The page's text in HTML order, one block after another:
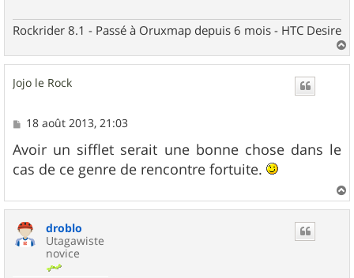
Rockrider 8.1 - Passé à Oruxmap depuis 6 mois - HTC Desire
a
Jojo le Rock
M
s
s
a
e
18 août 2013, 21:03
Avoir un sifflet serait une bonne chose dans le
cas de ce genre de rencontre fortuite.
a
droblo
Utagawiste
novice